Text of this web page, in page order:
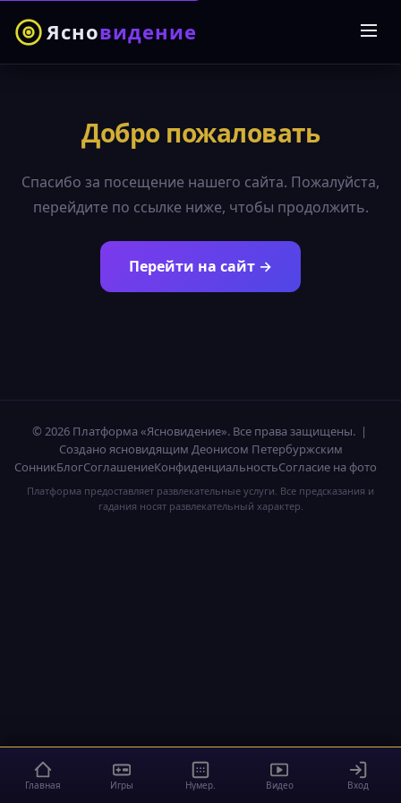
Ясновидение
Добро пожаловать
Спасибо за посещение нашего сайта. Пожалуйста,
перейдите по ссылке ниже, чтобы продолжить.
Перейти на сайт →
© 2026 Платформа «Ясновидение». Все права защищены. |
Создано ясновидящим Деонисом Петербуржским
СонникБлогСоглашениеКонфиденциальностьСогласие на фото
Платформа предоставляет развлекательные услуги. Все предсказания и
гадания носят развлекательный характер.
Главная Игры Нумер. Видео Вход